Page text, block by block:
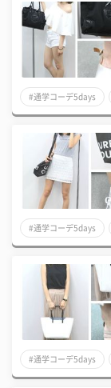
#通学コーデ5days
#通学コーデ5days
#通学コーデ5days